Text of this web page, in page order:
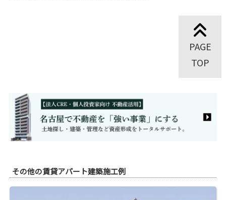
PAGE
TOP
その他の賃貸アパート建築施工例